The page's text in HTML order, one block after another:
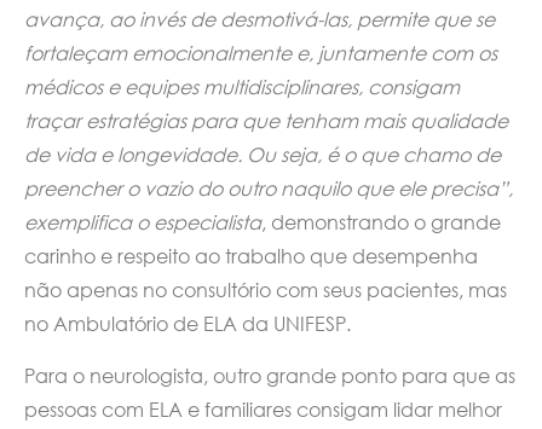
avança, ao invés de desmotivá-las, permite que se
fortaleçam emocionalmente e, juntamente com os
médicos e equipes multidisciplinares, consigam
traçar estratégias para que tenham mais qualidade
de vida e longevidade. Ou seja, é o que chamo de
preencher o vazio do outro naquilo que ele precisa”,
exemplifica o especialista, demonstrando o grande
carinho e respeito ao trabalho que desempenha
não apenas no consultório com seus pacientes, mas
no Ambulatório de ELA da UNIFESP.
Para o neurologista, outro grande ponto para que as
pessoas com ELA e familiares consigam lidar melhor